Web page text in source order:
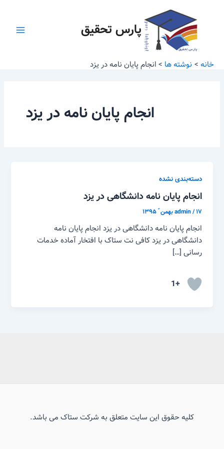
پارس تحقیق
خانه نوشته ها انجام پایان نامه در یزد
انجام پایان نامه در یزد
دسته‌بندی نشده
انجام پایان نامه دانشگاهی در یزد
admin/۱۷ بهمن ّ ۱۳۹۵
انجام پایان نامه دانشگاهی در یزد انجام پایان نامه
دانشگاهی در یزد کافی نت ستاک با افتخار آماده خدمات
رسانی […]
+1
کلیه حقوق این سایت متعلق به شرکت ستاک می باشد.